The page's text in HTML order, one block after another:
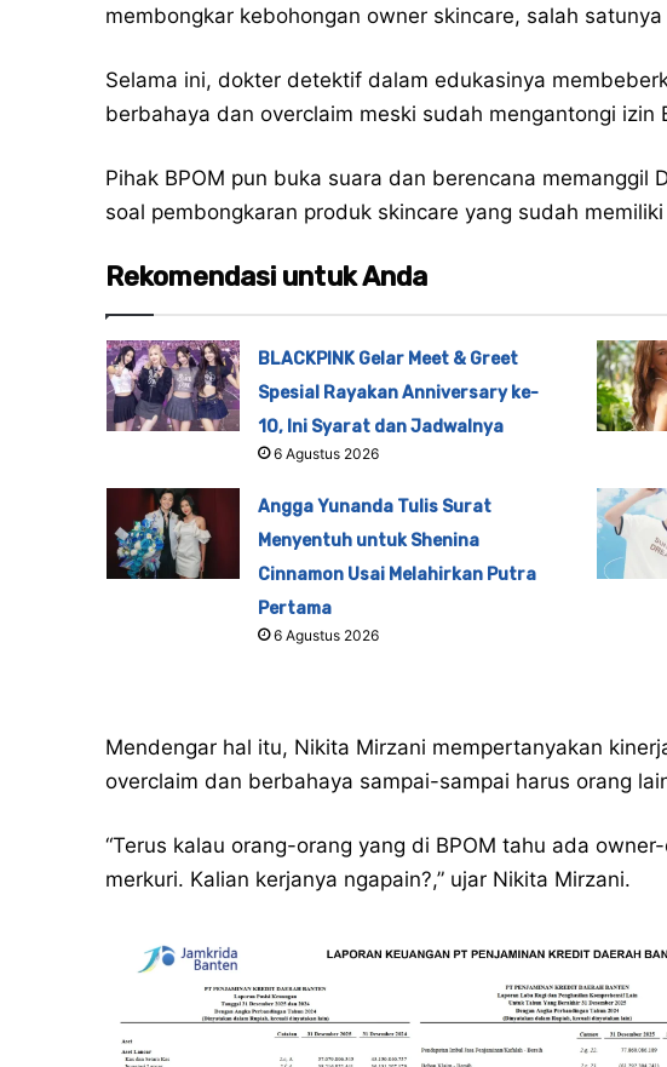
membongkar kebohongan owner skincare, salah
Selama ini, dokter detektif dalam edukasinya
berbahaya dan overclaim meski sudah mengantongi izin
Pihak BPOM pun buka suara dan berencana memanggil
soal pembongkaran produk skincare yang sudah memiliki
Rekomendasi untuk Anda
BLACKPINK Gelar Meet & Greet
Spesial Rayakan Anniversary ke-
10, Ini Syarat dan Jadwalnya
6 Agustus 2026
Angga Yunanda Tulis Surat
Menyentuh untuk Shenina
Cinnamon Usai Melahirkan Putra
Pertama
6 Agustus 2026
Mendengar hal itu, Nikita Mirzani mempertanyakan
overclaim dan berbahaya sampai-sampai harus orang
“Terus kalau orang-orang yang di BPOM tahu ada
merkuri. Kalian kerjanya ngapain?,” ujar Nikita Mirzani.